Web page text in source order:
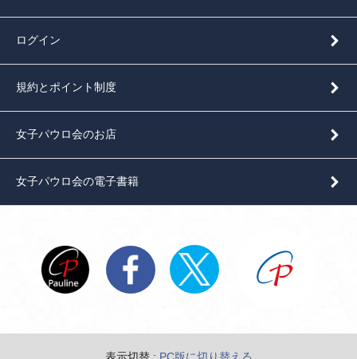
ログイン
規約とポイント制度
女子パウロ会のお店
女子パウロ会の電子書籍
表示切替 : PC版に切り替える